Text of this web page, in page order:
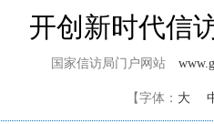
开创新时代信
国家信访局门户网站
【字体： 大